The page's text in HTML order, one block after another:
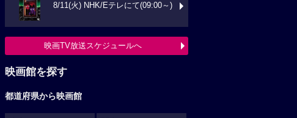
8/11(火) NHK/Eテレにて(09:00～)
映画TV放送スケジュールへ
映画館を探す
都道府県から映画館